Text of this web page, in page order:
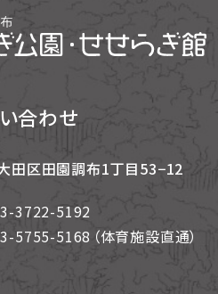
合わせ
田区田園調布1丁目53−12
3722-5192
5755-5168 （体育施設直通）